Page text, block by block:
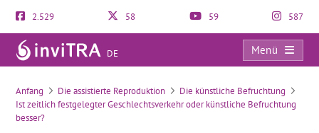
2.529 58 59 587
DE
Menü
Nachteile des Geschlechtsverkehrs nach Plan
Anfang Die assistierte Reproduktion
Die künstliche Befruchtung
Ist zeitlich festgelegter Geschlechtsverkehr oder künstliche Befruchtung
besser?